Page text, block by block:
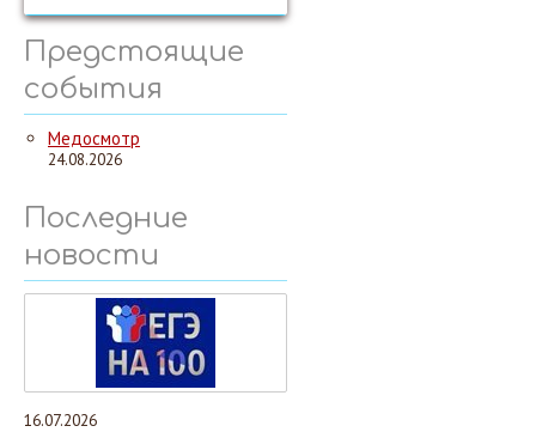
Предстоящие
события
Медосмотр
24.08.2026
Последние
новости
16.07.2026